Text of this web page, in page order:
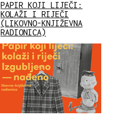
PAPIR KOJI LIJEČI:
KOLAŽI I RIJEČI
(LIKOVNO-KNJIŽEVNA
RADIONICA)